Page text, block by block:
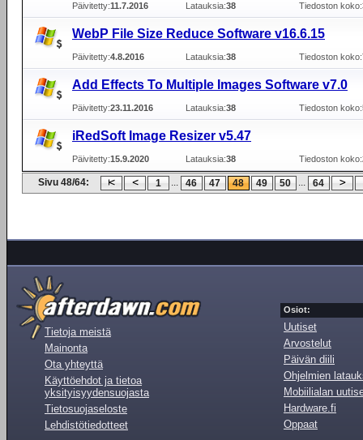
Päivitetty:11.7.2016 Latauksia:38 Tiedoston koko:
WebP File Size Reduce Software v16.6.15
Päivitetty:4.8.2016 Latauksia:38 Tiedoston koko:
Add Effects To Multiple Images Software v7.0
Päivitetty:23.11.2016 Latauksia:38 Tiedoston koko:
iRedSoft Image Resizer v5.47
Päivitetty:15.9.2020 Latauksia:38 Tiedoston koko:
Sivu 48/64: 1 ... 46 47 48 49 50 ... 64
Tietoja meistä
Mainonta
Ota yhteyttä
Käyttöehdot ja tietoa
yksityisyydensuojasta
Tietosuojaseloste
Lehdistötiedotteet
Osiot:
Uutiset
Arvostelut
Päivän diili
Ohjelmien
Mobiilialan
Hardware.fi
Oppaat